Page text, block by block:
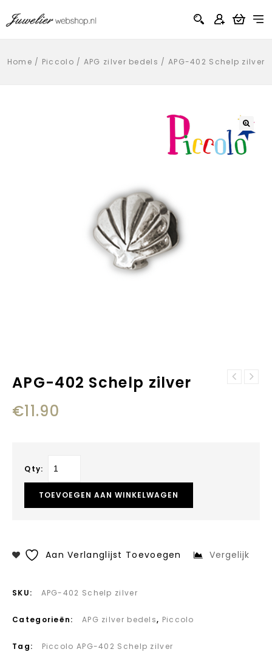
Home / Piccolo / APG zilver bedels / APG-402 Schelp zilver
APG-402 Schelp zilver
€11.90
Qty:
TOEVOEGEN AAN WINKELWAGEN
Aan Verlanglijst Toevoegen Vergelijk
SKU: APG-402 Schelp zilver
Categorieën: APG zilver bedels, Piccolo
Tag: Piccolo APG-402 Schelp zilver